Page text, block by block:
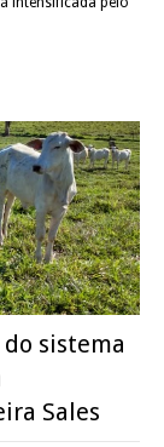
sistema
Sales